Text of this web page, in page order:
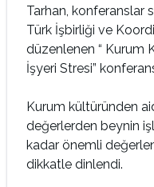
Tarhan, konferanslar
Türk İşbirliği ve
düzenlenen “ Kurum
İşyeri Stresi”
Kurum kültüründen
değerlerden beynin
kadar önemli
dikkatle dinlendi.